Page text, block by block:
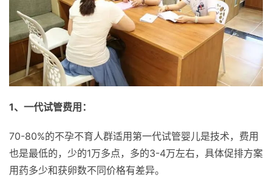
1、一代试管费用：
70-80%的不孕不育人群适用第一代试管婴儿是技术，费用
也是最低的，少的1万多点，多的3-4万左右，具体促排方案
用药多少和获卵数不同价格有差异。